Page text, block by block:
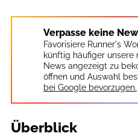
Verpasse keine
Favorisiere Runner's
künftig häufiger unsere
News angezeigt zu
öffnen und Auswahl
bei Google bevorzugen.
Überblick